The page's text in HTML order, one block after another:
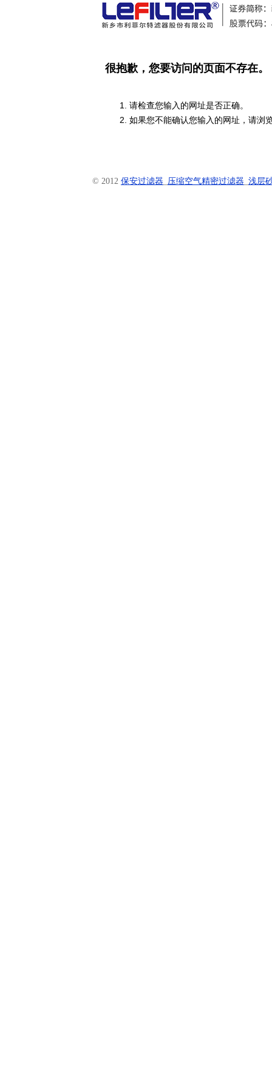
很抱歉，您要访问的页面不存在。
请检查您输入的网址是否正确。
如果您不能确认您输入的网址，请浏
© 2012 保安过滤器 压缩空气精密过滤器 浅层